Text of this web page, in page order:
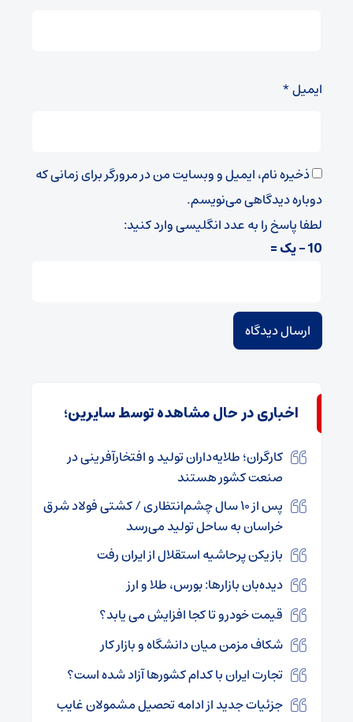
ایمیل*
ذخیره نام، ایمیل و وبسایت من در مرورگر برای زمانی که
دوباره دیدگاهی می‌نویسم.
لطفا پاسخ را به عدد انگلیسی وارد کنید:
10 − یک =
اخباری در حال مشاهده توسط سایرین؛
کارگران؛ طلایه‌داران تولید و افتخارآفرینی در
صنعت کشور هستند
پس از ۱۰ سال چشم‌انتظاری / کشتی فولاد شرق
خراسان به ساحل تولید می‌رسد
بازیکن پرحاشیه استقلال از ایران رفت
دیده‌بان بازارها: بورس، طلا و ارز
قیمت خودرو تا کجا افزایش می یابد؟
شکاف مزمن میان دانشگاه و بازار کار
تجارت ایران با کدام کشورها آزاد شده است؟
جزئیات جدید از ادامه تحصیل مشمولان غایب